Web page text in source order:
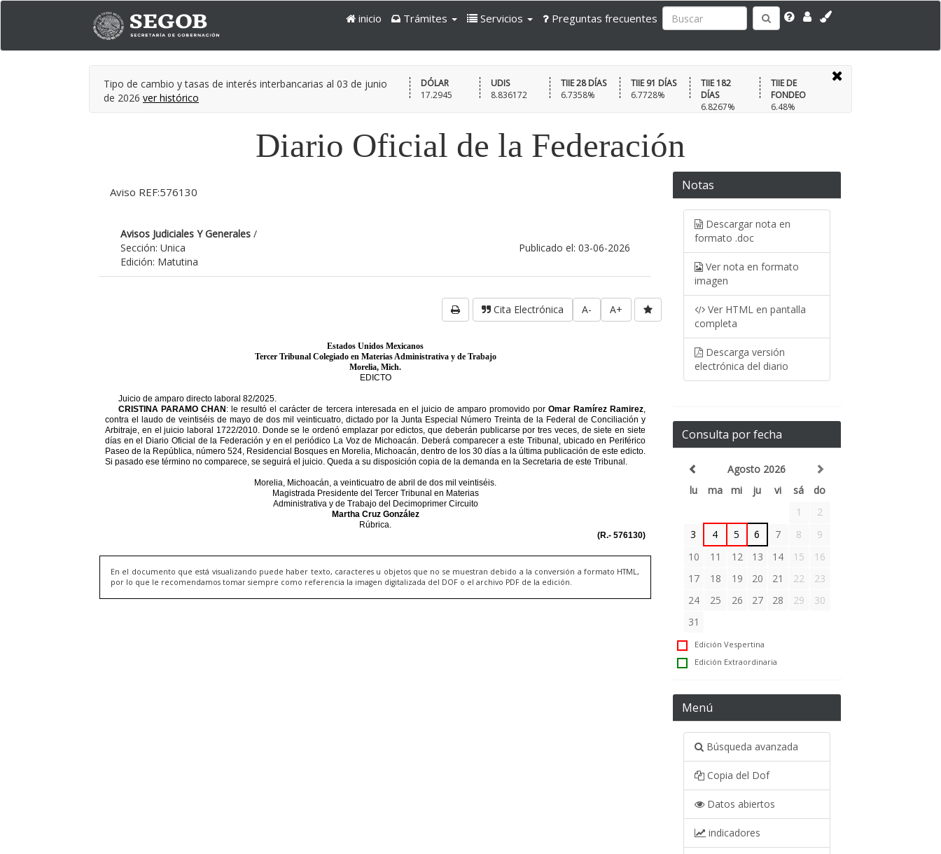
inicio Trámites Servicios Preguntas frecuentes
Tipo de cambio y tasas de interés interbancarias al 03 de junio
de 2026 ver histórico
DÓLAR
17.2945
UDIS
8.836172
TIIE 28 DÍAS
6.7358%
TIIE 91 DÍAS
6.7728%
TIIE 182
DÍAS
6.8267%
TIIE DE
FONDEO
6.48%
Diario Oficial de la Federación
Aviso REF:576130
Avisos Judiciales Y Generales /
Publicado el: 03-06-2026
Sección: Unica
Edición: Matutina
A+
A-
Cita Electrónica
En el documento que está visualizando puede haber texto, caracteres u objetos que no se muestran debido a la conversión a formato HTML,
por lo que le recomendamos tomar siempre como referencia la imagen digitalizada del DOF o el archivo PDF de la edición.
Notas
Descargar nota en
formato .doc
Ver nota en formato
imagen
Ver HTML en pantalla
completa
Descarga versión
electrónica del diario
Consulta por fecha
Agosto 2026
lu
ma mi ju vi sá
do
1
2
3
4 5 6 7 8
9
10
11 12 13 14 15
16
17
18 19 20 21 22
23
24
25 26 27 28 29
30
31
Edición Vespertina
Edición Extraordinaria
Menú
Búsqueda avanzada
Copia del Dof
Datos abiertos
indicadores